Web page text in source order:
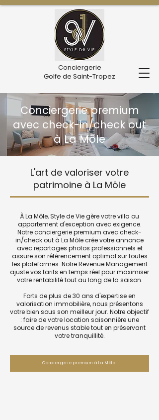
Conciergerie
Golfe de Saint-Tropez
Conciergerie premium
avec check-in/check out
à La Môle
L'art de valoriser votre
patrimoine à La Môle
À La Môle, Style de Vie gère votre villa ou
appartement d'exception avec exigence.
Notre conciergerie premium avec check-
in/check out à La Môle crée votre annonce
avec reportages photos professionnels et
assure son référencement optimal sur toutes
les plateformes. Notre Revenue Management
ajuste vos tarifs en temps réel pour maximiser
votre rentabilité tout au long de la saison.
Forts de plus de 30 ans d'expertise en
valorisation immobilière, nous présentons
votre bien sous son meilleur jour. Notre objectif
: faire de votre location saisonnière une
source de revenus stable tout en préservant
votre tranquillité.
Conciergerie premium à La Môle